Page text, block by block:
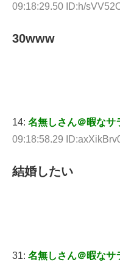
09:18:29.50 ID:h/
30www
14: 名無しさん＠暇なサ
09:18:58.29
結婚したい
31: 名無しさん＠暇なサ